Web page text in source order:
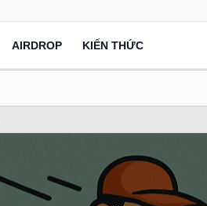
AIRDROP KIẾN THỨC